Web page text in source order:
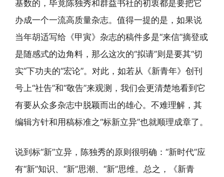
基数的，毕竟陈独秀和群益书社的初衷都是要把它
办成一个一流高质量杂志。值得一提的是，如果说
当年胡适写给《甲寅》杂志的稿件多是“来信”摘登或
是随感式的边角料，那么这次的“拟请”则是要其“切
实”下功夫的“宏论”。对此，如若从《新青年》创刊
号上“社告”和“敬告”来观测，我们会更清楚地看到它
有要从众多杂志中脱颖而出的雄心。不难理解，其
编辑方针和用稿标准之“标新立异”也就顺理成章了。
说到标“新”立异，陈独秀的原则很明确：“新时代”应
有“新”知识、“新”思潮、“新”思维。总之，《新青